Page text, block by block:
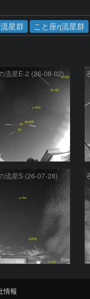
星群 こと座η流星群
流星E-2 (26-08-02)
流星S (26-07-28)
情報